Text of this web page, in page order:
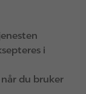
i
du bruker